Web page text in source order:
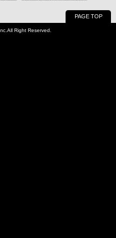
PAGE TOP
Right Reserved.